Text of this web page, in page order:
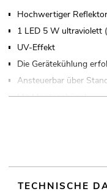
Hochwertiger Reflektor
1 LED 5 W ultraviolett
UV-Effekt
Die Gerätekühlung
Ansteuerbar über
Mit Montagebügel
Für
TECHNISCHE